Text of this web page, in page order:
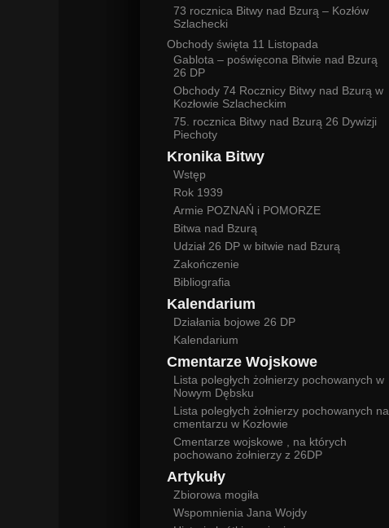
73 rocznica Bitwy nad Bzurą – Kozłów
Szlachecki
Obchody święta 11 Listopada
Gablota – poświęcona Bitwie nad Bzurą
26 DP
Obchody 74 Rocznicy Bitwy nad Bzurą w
Kozłowie Szlacheckim
75. rocznica Bitwy nad Bzurą 26 Dywizji
Piechoty
Kronika Bitwy
Wstęp
Rok 1939
Armie POZNAŃ i POMORZE
Bitwa nad Bzurą
Udział 26 DP w bitwie nad Bzurą
Zakończenie
Bibliografia
Kalendarium
Działania bojowe 26 DP
Kalendarium
Cmentarze Wojskowe
Lista poległych żołnierzy pochowanych w
Nowym Dębsku
Lista poległych żołnierzy pochowanych na
cmentarzu w Kozłowie
Cmentarze wojskowe , na których
pochowano żołnierzy z 26DP
Artykuły
Zbiorowa mogiła
Wspomnienia Jana Wojdy